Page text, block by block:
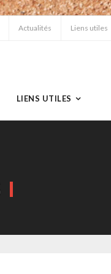
Actualités Liens utiles
LIENS UTILES